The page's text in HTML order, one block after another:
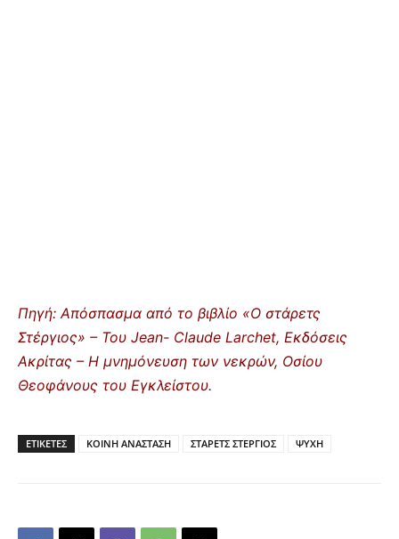
Πηγή: Απόσπασμα από το βιβλίο «Ο στάρετς
Στέργιος» – Του Jean- Claude Larchet, Εκδόσεις
Ακρίτας – Η μνημόνευση των νεκρών, Οσίου
Θεοφάνους του Εγκλείστου.
ΕΤΙΚΕΤΕΣ ΚΟΙΝΗ ΑΝΑΣΤΑΣΗ ΣΤΑΡΕΤΣ ΣΤΕΡΓΙΟΣ ΨΥΧΗ